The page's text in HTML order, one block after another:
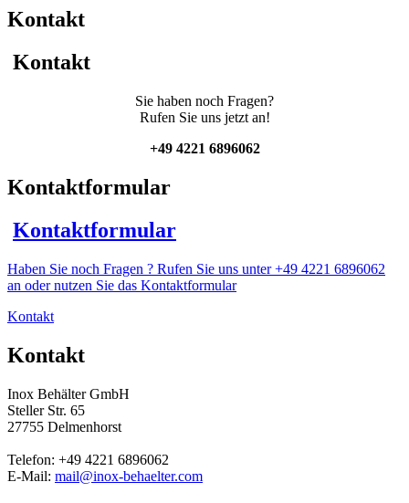
Thermoplate
Propellerrührwerk
Menge
Kontakt
Kontakt
Sie haben noch Fragen?
Rufen Sie uns jetzt an!
+49 4221 6896062
Kontaktformular
Kontaktformular
Haben Sie noch Fragen ? Rufen Sie uns unter +49 4221 6896062
an oder nutzen Sie das Kontaktformular
Kontakt
Kontakt
Inox Behälter GmbH
Steller Str. 65
27755 Delmenhorst
Telefon: +49 4221 6896062
E-Mail: mail@inox-behaelter.com